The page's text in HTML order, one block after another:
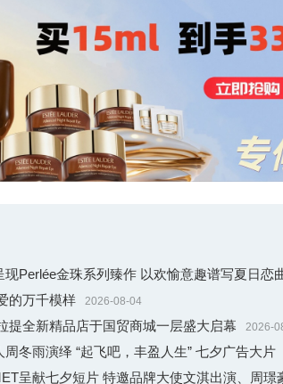
新Force 10系列Winch白金戒指，精钢链绳
风范。该设计灵感源自与缆绳轮盘手柄相匹
凡魅力。
Perlée金珠系列臻作 以欢愉意趣谱写夏日恋
的万千模样 2026-08-04
提全新精品店于国贸商城一层盛大启幕 2026-
冬雨演绎 “起飞吧，丰盈人生” 七夕广告大片
呈献七夕短片 特邀品牌大使文淇出演、周璟